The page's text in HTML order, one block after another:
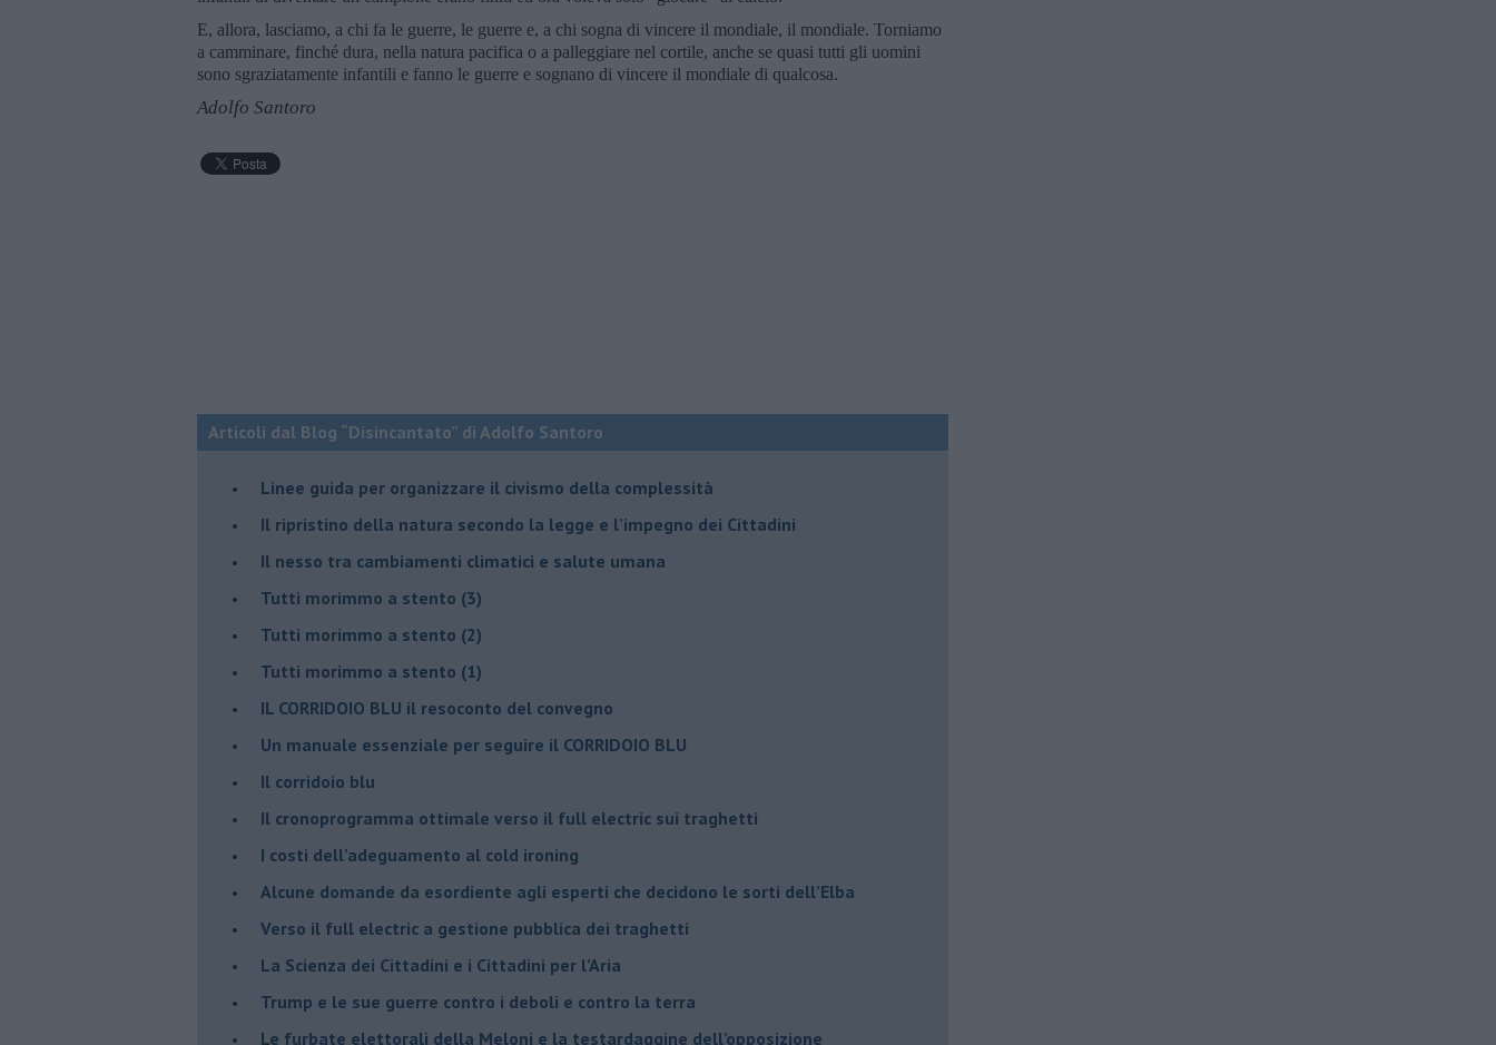
E, allora, lasciamo, a chi fa le guerre, le guerre e, a chi sogna di vincere il mondiale, il mondiale. Torniamo
a camminare, finché dura, nella natura pacifica o a palleggiare nel cortile, anche se quasi tutti gli uomini
sono sgraziatamente infantili e fanno le guerre e sognano di vincere il mondiale di qualcosa.
Adolfo Santoro
Articoli dal Blog “Disincantato” di Adolfo Santoro
​Linee guida per organizzare il civismo della complessità
​Il ripristino della natura secondo la legge e l’impegno dei Cittadini
Il nesso tra cambiamenti climatici e salute umana
Tutti morimmo a stento (3)
Tutti morimmo a stento (2)
​Tutti morimmo a stento (1)
IL CORRIDOIO BLU il resoconto del convegno
Un manuale essenziale per seguire il CORRIDOIO BLU
Il corridoio blu
​Il cronoprogramma ottimale verso il full electric sui traghetti
​I costi dell’adeguamento al cold ironing
Alcune domande da esordiente agli esperti che decidono le sorti dell’Elba
Verso il full electric a gestione pubblica dei traghetti​
​La Scienza dei Cittadini e i Cittadini per l’Aria
Trump e le sue guerre contro i deboli e contro la terra
​Le furbate elettorali della Meloni e la testardaggine dell’opposizione